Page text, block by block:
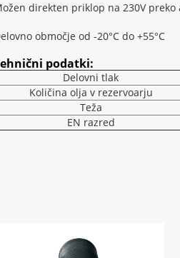
direkten priklop na 230V preko
območje od -20°C do +55°C
podatki:
Delovni tlak
Količina olja v rezervoarju
Teža
EN razred